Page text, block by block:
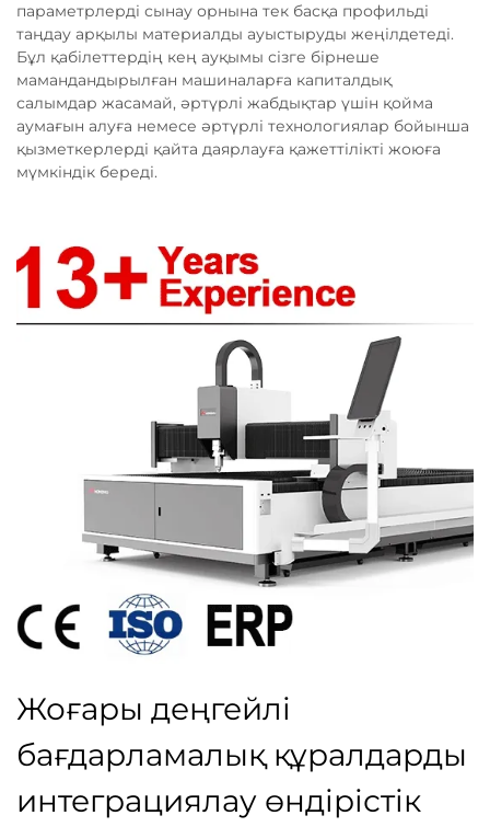
параметрлерді сынау орнына тек басқа профильді
таңдау арқылы материалды ауыстыруды жеңілдетеді.
Бұл қабілеттердің кең ауқымы сізге бірнеше
мамандандырылған машиналарға капиталдық
салымдар жасамай, әртүрлі жабдықтар үшін қойма
аумағын алуға немесе әртүрлі технологиялар бойынша
қызметкерлерді қайта даярлауға қажеттілікті жоюға
мүмкіндік береді.
Жоғары деңгейлі
бағдарламалық құралдарды
интеграциялау өндірістік